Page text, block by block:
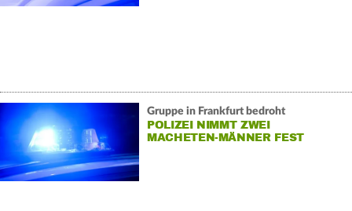
Gruppe in Frankfurt bedroht
POLIZEI NIMMT ZWEI
MACHETEN-MÄNNER FEST